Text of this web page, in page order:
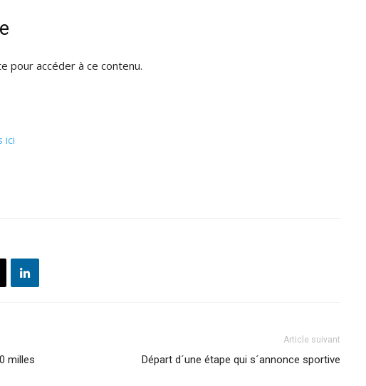
pour accéder à ce contenu.
ici
milles
Article suivant
Départ d´une étape qui s´annonce sportive